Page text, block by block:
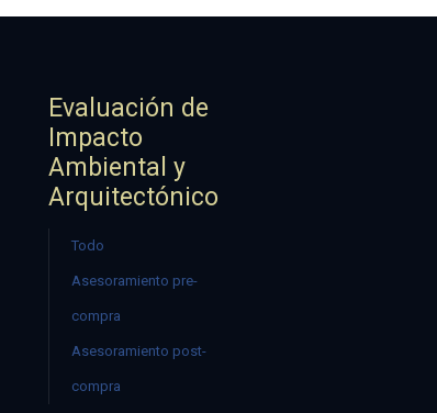
Evaluación de
Impacto
Ambiental y
Arquitectónico
Todo
Asesoramiento pre-
compra
Asesoramiento post-
compra